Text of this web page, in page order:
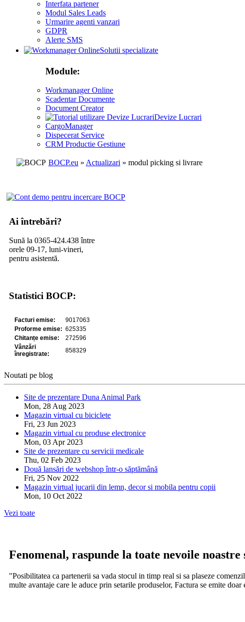
Interfata partener
Modul Sales Leads
Urmarire agenti vanzari
GDPR
Alerte SMS
Solutii specializate
Module:
Workmanager Online
Scadentar Documente
Document Creator
Devize Lucrari
CargoManager
Dispecerat Service
CRM Productie Gestiune
BOCP.eu » Actualizari » modul picking si livrare
Ai întrebări?
Sună la 0365-424.438 între
orele 09-17, luni-vineri,
pentru asistentă.
Statistici BOCP:
Noutati pe blog
Site de prezentare Duna Animal Park
Mon, 28 Aug 2023
Magazin virtual cu biciclete
Fri, 23 Jun 2023
Magazin virtual cu produse electronice
Mon, 03 Apr 2023
Site de prezentare cu servicii medicale
Thu, 02 Feb 2023
Două lansări de webshop într-o săptămână
Fri, 25 Nov 2022
Magazin virtual jucarii din lemn, decor si mobila pentru copii
Mon, 10 Oct 2022
Vezi toate
Fenomenal, raspunde la toate nevoile noastre
"Posibilitatea ca partenerii sa vada stocul in timp real si sa plaseze
multe avantaje care le aduce prin setarile produselor, Factura se emite